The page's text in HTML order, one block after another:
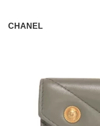
CHANEL